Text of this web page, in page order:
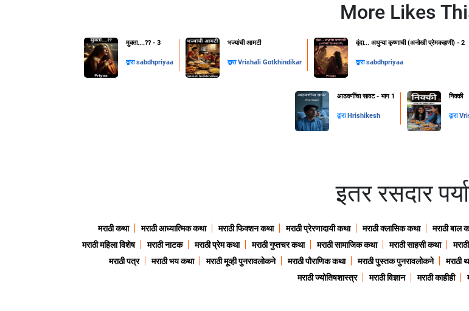
More Likes
मुक्ता....??️ - 3
द्वाराsabdhpriyaa
भज्यांची आमटी
द्वाराVrishali Gotkhindikar
वृंदा... अधुऱ्या कृष्णाची (अनोखी प्रेमकहाणी) - 2
द्वाराsabdhpriyaa
आठवणींचा सावट - भाग 1
द्वारा Hrishikesh
निक्की
द्वारा
इतर रसदार
मराठी कथा मराठी आध्यात्मिक कथा मराठी फिक्शन कथा मराठी प्रेरणादायी कथा मराठी क्लासिक कथा मराठी बाल
मराठी महिला विशेष
मराठी नाटक मराठी प्रेम कथा मराठी गुप्तचर कथा मराठी सामाजिक कथा मराठी साहसी कथा
मराठी पत्र
मराठी भय कथा मराठी मूव्ही पुनरावलोकने मराठी पौराणिक कथा मराठी पुस्तक पुनरावलोकने मराठी
मराठी ज्योतिषशास्त्र
मराठी विज्ञान मराठी काहीही